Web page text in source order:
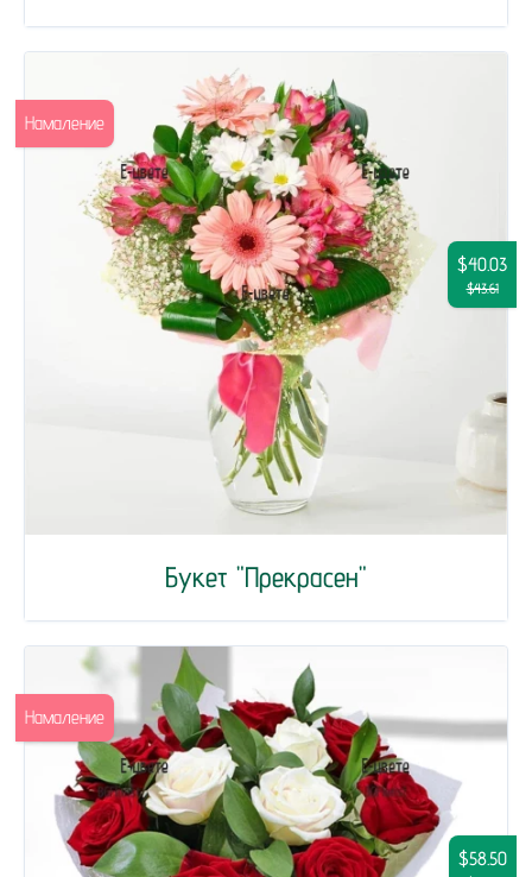
Букет "Прекрасен"
$40.03
$43.61
Намаление
$58.50
Намаление